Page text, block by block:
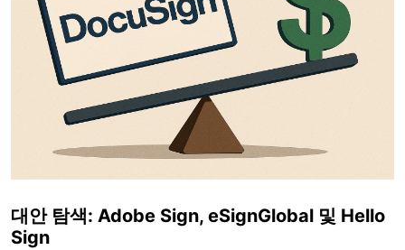
대안 탐색: Adobe Sign, eSignGlobal 및 Hello
Sign